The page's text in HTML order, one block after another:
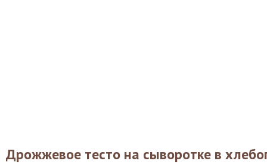
Дрожжевое тесто на сыворотке в